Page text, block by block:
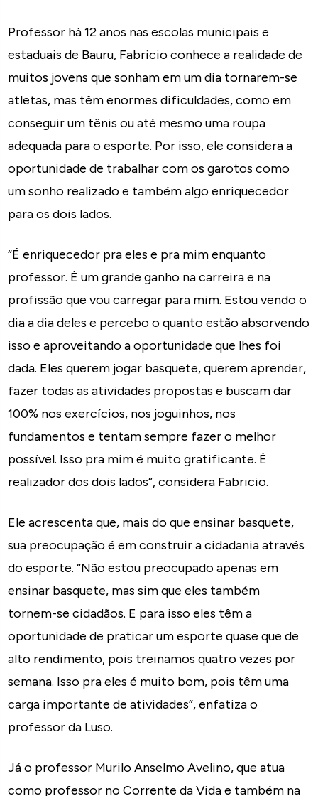
Professor há 12 anos nas escolas municipais e
estaduais de Bauru, Fabricio conhece a realidade de
muitos jovens que sonham em um dia tornarem-se
atletas, mas têm enormes dificuldades, como em
conseguir um tênis ou até mesmo uma roupa
adequada para o esporte. Por isso, ele considera a
oportunidade de trabalhar com os garotos como
um sonho realizado e também algo enriquecedor
para os dois lados.
“É enriquecedor pra eles e pra mim enquanto
professor. É um grande ganho na carreira e na
profissão que vou carregar para mim. Estou vendo o
dia a dia deles e percebo o quanto estão absorvendo
isso e aproveitando a oportunidade que lhes foi
dada. Eles querem jogar basquete, querem aprender,
fazer todas as atividades propostas e buscam dar
100% nos exercícios, nos joguinhos, nos
fundamentos e tentam sempre fazer o melhor
possível. Isso pra mim é muito gratificante. É
realizador dos dois lados”, considera Fabricio.
Ele acrescenta que, mais do que ensinar basquete,
sua preocupação é em construir a cidadania através
do esporte. “Não estou preocupado apenas em
ensinar basquete, mas sim que eles também
tornem-se cidadãos. E para isso eles têm a
oportunidade de praticar um esporte quase que de
alto rendimento, pois treinamos quatro vezes por
semana. Isso pra eles é muito bom, pois têm uma
carga importante de atividades”, enfatiza o
professor da Luso.
Já o professor Murilo Anselmo Avelino, que atua
como professor no Corrente da Vida e também na